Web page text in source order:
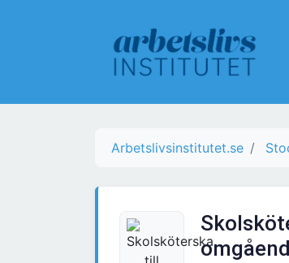
Arbetslivsinstitutet.se